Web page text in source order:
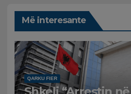
Më interesante
QARKU FIER